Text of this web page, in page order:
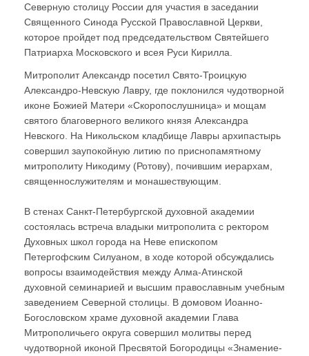
Северную столицу России для участия в заседании
Священного Синода Русской Православной Церкви,
которое пройдет под председательством Святейшего
Патриарха Московского и всея Руси Кирилла.
Митрополит Александр посетил Свято-Троицкую
Александро-Невскую Лавру, где поклонился чудотворной
иконе Божией Матери «Скоропослушница» и мощам
святого благоверного великого князя Александра
Невского. На Никольском кладбище Лавры архипастырь
совершил заупокойную литию по приснопамятному
митрополиту Никодиму (Ротову), почившим иерархам,
священнослужителям и монашествующим.
В стенах Санкт-Петербургской духовной академии
состоялась встреча владыки митрополита с ректором
Духовных школ города на Неве епископом
Петергофским Силуаном, в ходе которой обсуждались
вопросы взаимодействия между Алма-Атинской
духовной семинарией и высшим православным учебным
заведением Северной столицы. В домовом Иоанно-
Богословском храме духовной академии Глава
Митрополичьего округа совершил молитвы перед
чудотворной иконой Пресвятой Богородицы «Знамение-